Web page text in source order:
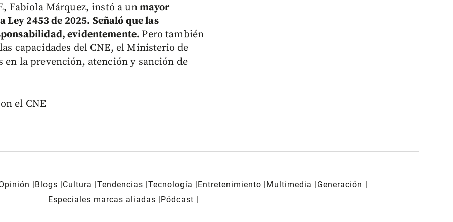
Fabiola Márquez, instó a unmayor
2453 de 2025. Señaló que las
evidentemente.Pero también
capacidades del CNE, el Ministerio de
la prevención, atención y sanción de
el CNE
Blogs Cultura Tendencias Tecnología Entretenimiento Multimedia
Generación
Especiales marcas aliadas
Pódcast